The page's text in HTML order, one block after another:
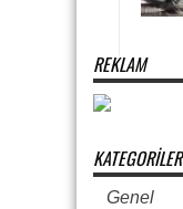
REKLAM
KATEGORILER
Genel